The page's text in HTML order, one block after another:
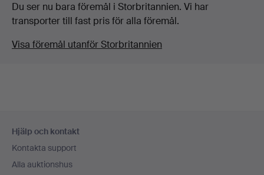
Du ser nu bara föremål i Storbritannien. Vi har
transporter till fast pris för alla föremål.
Visa föremål utanför Storbritannien
Hjälp och kontakt
Kontakta support
Alla auktionshus